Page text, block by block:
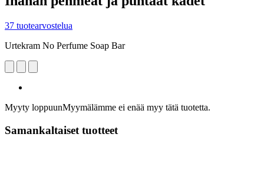
37 tuotearvostelua
Urtekram No Perfume Soap Bar
Myyty loppuunMyymälämme ei enää myy tätä tuotetta.
Samankaltaiset tuotteet